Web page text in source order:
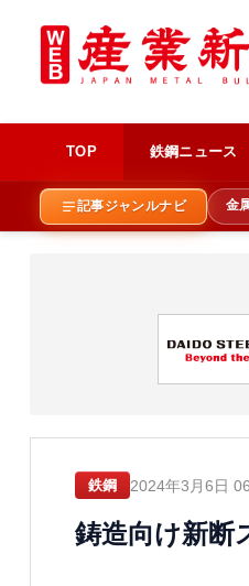
TOP 鉄鋼ニュース
記事ジャンルナビ 金
鉄鋼 2024年3月6日
鋳造向け新